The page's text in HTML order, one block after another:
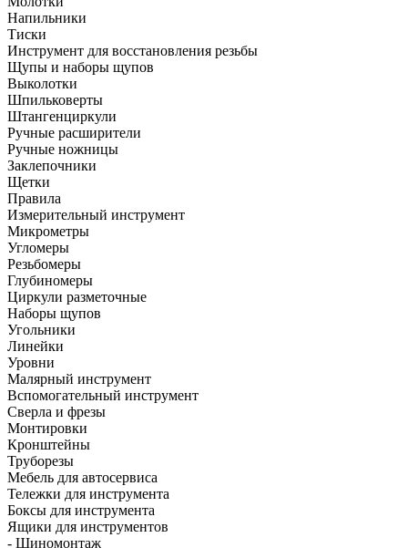
Напильники
Тиски
Инструмент для восстановления резьбы
Щупы и наборы щупов
Выколотки
Шпильковерты
Штангенциркули
Ручные расширители
Ручные ножницы
Заклепочники
Щетки
Правила
Измерительный инструмент
Микрометры
Угломеры
Резьбомеры
Глубиномеры
Циркули разметочные
Наборы щупов
Угольники
Линейки
Уровни
Малярный инструмент
Вспомогательный инструмент
Сверла и фрезы
Монтировки
Кронштейны
Труборезы
Мебель для автосервиса
Тележки для инструмента
Боксы для инструмента
Ящики для инструментов
- Шиномонтаж